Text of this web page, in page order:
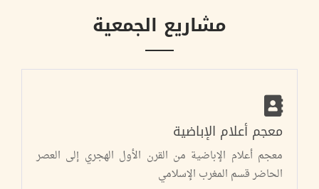
مشاريع الجمعية
معجم أعلام الإباضية
معجم أعلام الإباضية من القرن الأول الهجري إلى العصر
الحاضر قسم المغرب الإسلامي